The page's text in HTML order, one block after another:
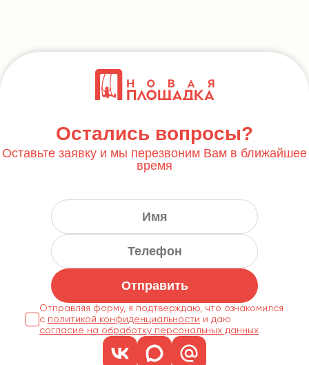
Остались вопросы?
Оставьте заявку и мы перезвоним Вам в ближайшее
время
Отправить
Отправляя форму, я подтверждаю, что ознакомился
с политикой конфиденциальности
согласие на обработку персональных данных